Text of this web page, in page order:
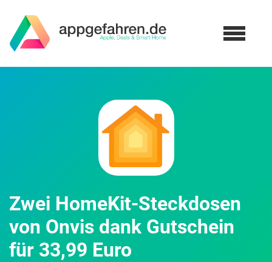
Zwei HomeKit-Steckdosen
von Onvis dank Gutschein
für 33,99 Euro